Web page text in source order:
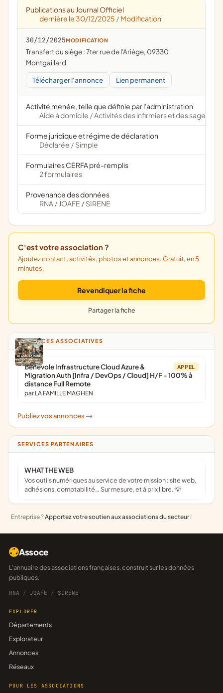
Publications au Journal Officiel
dernière le 30/12/2025 / Modification
30/12/2025MODIFICATION
Transfert du siège : 7ter rue de l'Ariège, 09330
Montgaillard
Télécharger l'annonce Lien permanent
Activité menée, telle que définie par l'administration
Aide à domicile / Activités des infirmiers et des sages-
Forme juridique et régime de déclaration
Déclarée / Simple
Formulaires CERFA pré-remplis
2 formulaires
Provenance des données
RNA / JOAFE / SIRENE
C'est votre association ?
Ajoutez contact, activités, photos et annonces. Gratuit, en 5
minutes.
Revendiquer la fiche
Partager la fiche
ANNONCES ASSOCIATIVES
APPEL
Bénévole Infrastructure Cloud Azure &
Migration Auth [Infra / DevOps / Cloud] H/F - 100% à
distance Full Remote
par LA FAMILLE MAGHEN
Publiez vos annonces ->
SERVICES PARTENAIRES
WHAT THE WEB
Vos outils numériques au service de votre mission : site web,
adhésions, comptabilité… Sur mesure, et à prix libre. 💡
Entreprise ?Apportez votre soutien aux associations du secteur !
Assoce
L'annuaire des associations françaises, construit sur les données
publiques.
RNA / JOAFE / SIRENE
EXPLORER
Départements
Explorateur
Annonces
Réseaux
POUR LES ASSOCIATIONS